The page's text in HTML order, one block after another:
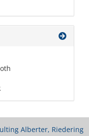
Alberter, Riedering